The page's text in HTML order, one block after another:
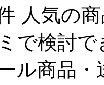
人気の
で検討
ル商品